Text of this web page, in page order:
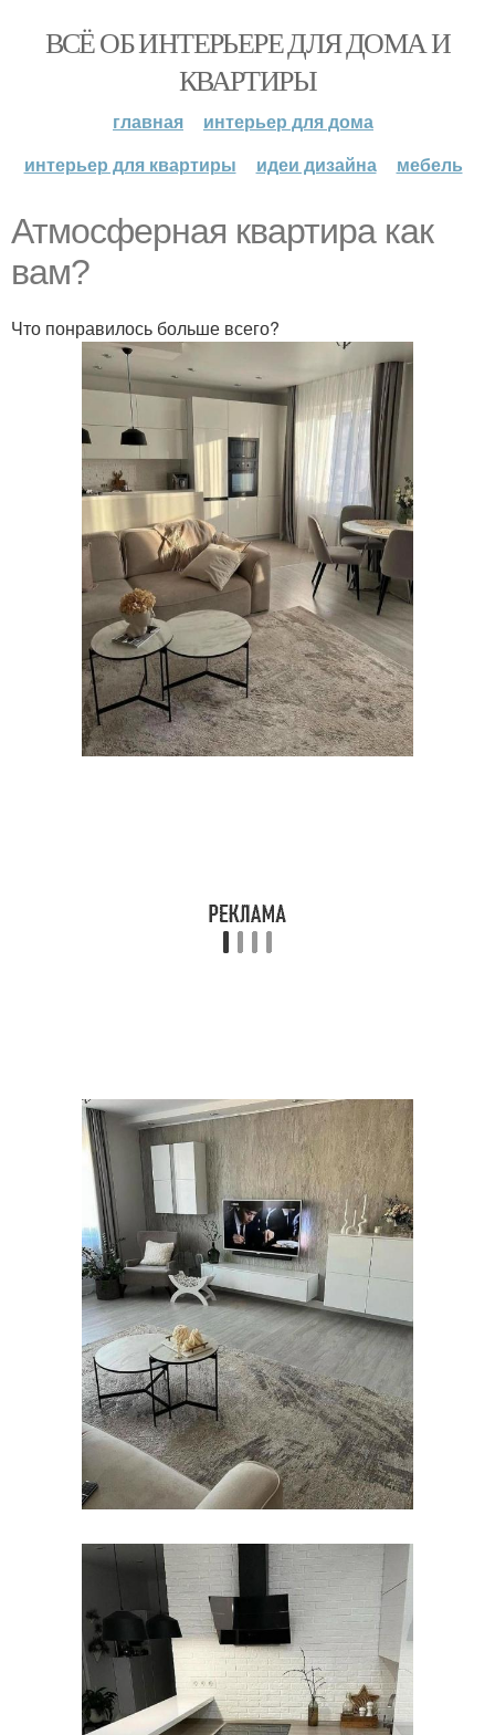
ВСЁ ОБ ИНТЕРЬЕРЕ ДЛЯ ДОМА И
КВАРТИРЫ
главная
интерьер для дома
интерьер для квартиры
идеи дизайна мебель
Атмосферная квартира как
вам?
Что понравилось больше всего?